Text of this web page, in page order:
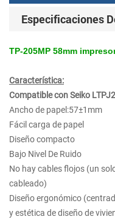
Especificaciones
TP-205MP 58mm
Característica:
Compatible con Seiko
Ancho de papel:57±1mm
Fácil carga de papel
Diseño compacto
Bajo Nivel De Ruido
No hay cables flojos (un
cableado)
Diseño ergonómico
y estética de diseño de